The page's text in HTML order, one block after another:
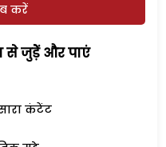
करें
से जुड़ेें और पाएं
कंटेंट